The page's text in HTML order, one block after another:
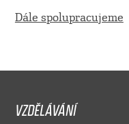
Dále spolupracujeme
VZDĚLÁVÁNÍ